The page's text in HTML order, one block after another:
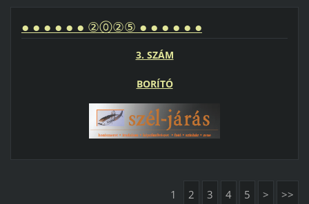
● ● ● ● ● ● ②⓪②⑤ ● ● ● ● ● ●
3. SZÁM
BORÍTÓ
1 2 3 4 5 > >>